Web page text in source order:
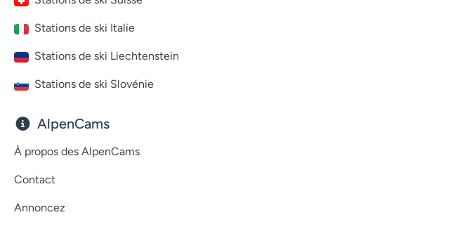
Stations de ski Italie
Stations de ski Liechtenstein
Stations de ski Slovénie
AlpenCams
À propos des AlpenCams
Contact
Annoncez